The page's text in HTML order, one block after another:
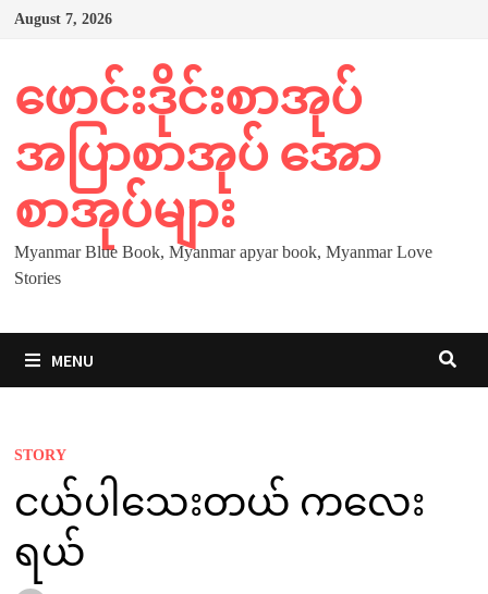
Skip
August 7, 2026
ဖောင်းဒိုင်းစာအုပ်
အပြာစာအုပ် အော
စာအုပ်များ
Myanmar Blue Book, Myanmar apyar book, Myanmar Love
Stories
MENU
STORY
ငယ်ပါသေးတယ် ကလေး
ရယ်